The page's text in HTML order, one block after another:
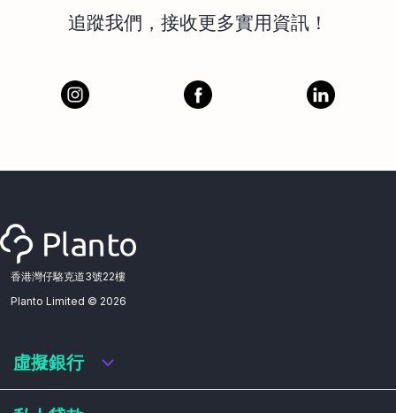
追蹤我們，接收更多實用資訊！
香港灣仔駱克道3號22樓
Planto Limited © 2026
虛擬銀行
虛擬銀行迎新優惠